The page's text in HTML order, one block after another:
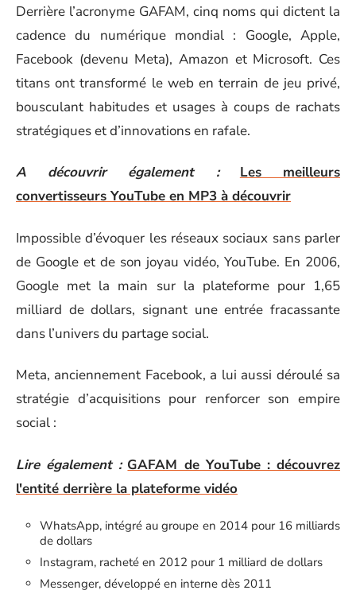
Derrière l’acronyme GAFAM, cinq noms qui dictent la
cadence du numérique mondial : Google, Apple,
Facebook (devenu Meta), Amazon et Microsoft. Ces
titans ont transformé le web en terrain de jeu privé,
bousculant habitudes et usages à coups de rachats
stratégiques et d’innovations en rafale.
A découvrir également :
Les meilleurs
convertisseurs YouTube en MP3 à découvrir
Impossible d’évoquer les réseaux sociaux sans parler
de Google et de son joyau vidéo, YouTube. En 2006,
Google met la main sur la plateforme pour 1,65
milliard de dollars, signant une entrée fracassante
dans l’univers du partage social.
Meta, anciennement Facebook, a lui aussi déroulé sa
stratégie d’acquisitions pour renforcer son empire
social :
Lire également : GAFAM de YouTube : découvrez
l'entité derrière la plateforme vidéo
WhatsApp, intégré au groupe en 2014 pour 16 milliards
de dollars
Instagram, racheté en 2012 pour 1 milliard de dollars
Messenger, développé en interne dès 2011